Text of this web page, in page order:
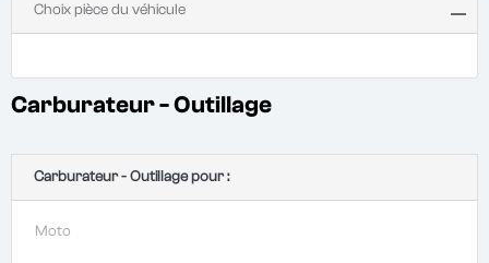
Choix pièce du véhicule
Carburateur - Outillage
Carburateur - Outillage pour :
Moto